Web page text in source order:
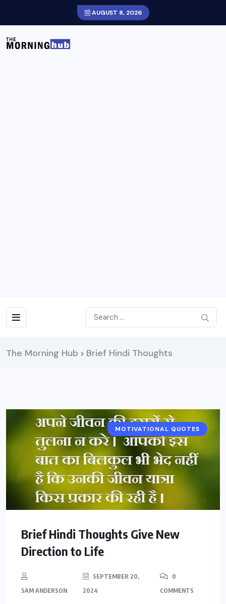
AUGUST 8, 2026
The Morning Hub > Brief Hindi Thoughts
MOTIVATIONAL QUOTES
Brief Hindi Thoughts Give New
Direction to Life
SAM ANDERSON
SEPTEMBER 20,
2024
0
COMMENTS